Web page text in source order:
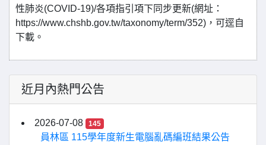
性肺炎(COVID-19)/各項指引項下同步更新(網址：
https://www.chshb.gov.tw/taxonomy/term/352)，可逕自
下載。
近月內熱門公告
2026-07-08 145
員林區 115學年度新生電腦亂碼編班結果公告